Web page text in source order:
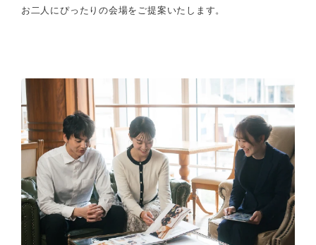
お二人にぴったりの会場をご提案いたします。